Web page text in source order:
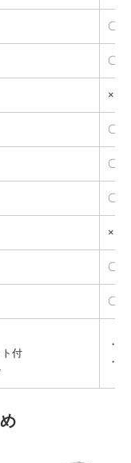
〇
〇
×
〇
〇
〇
×
〇
〇
ト付
・
・